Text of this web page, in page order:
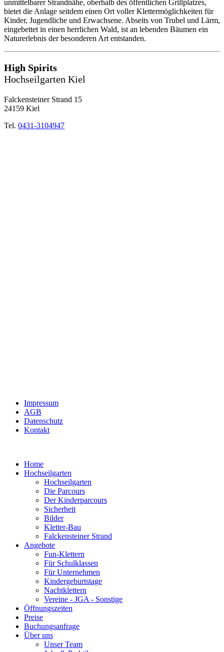
unmittelbarer Strandnähe, oberhalb des öffentlichen Grillplatzes,
bietet die Anlage seitdem einen Ort voller Klettermöglichkeiten für
Kinder, Jugendliche und Erwachsene. Abseits von Trubel und Lärm,
eingebettet in einen herrlichen Wald, ist an lebenden Bäumen ein
Naturerlebnis der besonderen Art entstanden.
High Spirits
Hochseilgarten Kiel
Falckensteiner Strand 15
24159 Kiel
Tel. 0431-3104947
Impressum
AGB
Datenschutz
Kontakt
Home
Hochseilgarten
Hochseilgarten
Die Parcours
Der Kinderparcours
Sicherheit
Bilder
Kletter-Bau
Falckensteiner Strand
Angebote
Fun-Klettern
Für Schulklassen
Für Unternehmen
Kindergeburtstage
Nachtklettern
Vereine - JGA - Sonstige
Öffnungszeiten
Preise
Buchungsanfrage
Über uns
Unser Team